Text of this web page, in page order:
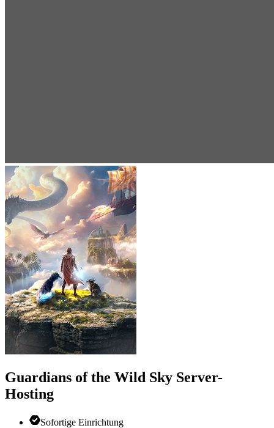
Guardians of the Wild Sky Server-
Hosting
Sofortige Einrichtung